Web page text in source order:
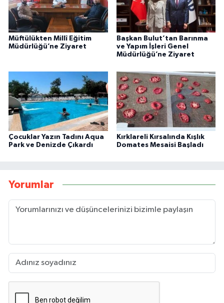
Müftülükten Millî Eğitim
Müdürlüğü’ne Ziyaret
Başkan Bulut’tan Barınma
ve Yapım İşleri Genel
Müdürlüğü’ne Ziyaret
Çocuklar Yazın Tadını Aqua
Park ve Denizde Çıkardı
Kırklareli Kırsalında Kışlık
Domates Mesaisi Başladı
Yorumlar